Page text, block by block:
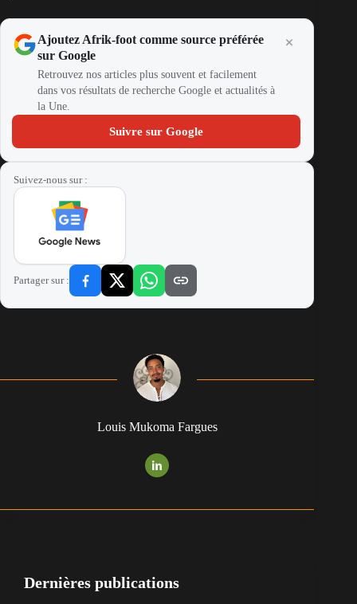
Ajoutez Afrik-foot comme source préférée
sur Google
Retrouvez nos articles plus souvent et facilement
dans vos résultats de recherche Google et actualités à
la Une.
Suivre sur Google
Suivez-nous sur :
Partager sur :
Louis Mukoma Fargues
Dernières publications